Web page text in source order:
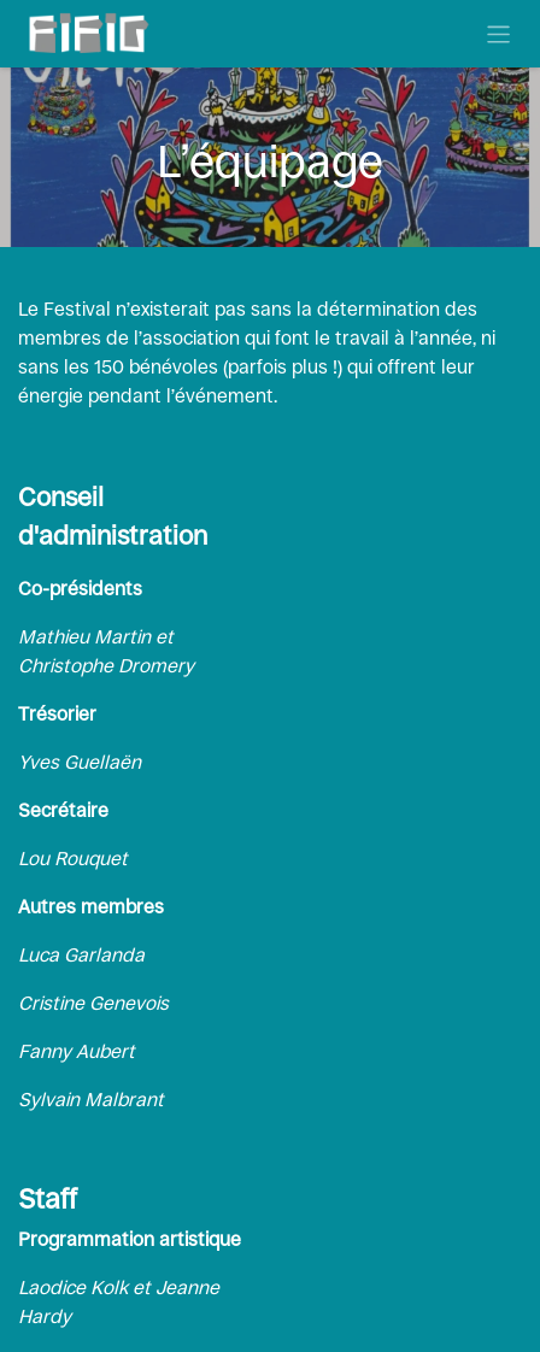
Se rendre au contenu
L’équipage
Le Festival n’existerait pas sans la détermination des
membres de l’association qui font le travail à l’année, ni
sans les 150 bénévoles (parfois plus !) qui offrent leur
énergie pendant l’événement.
Conseil
d'administration
Co-présidents
Mathieu Martin et
Christophe Dromery
Trésorier
Yves Guellaën
Secrétaire
Lou Rouquet
Autres membres
Luca Garlanda
Cristine Genevois
Fanny Aubert
Sylvain Malbrant
Staff
Programmation artistique
Laodice Kolk et Jeanne
Hardy